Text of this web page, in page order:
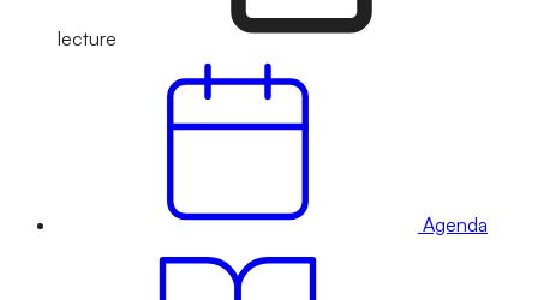
lecture
Agenda